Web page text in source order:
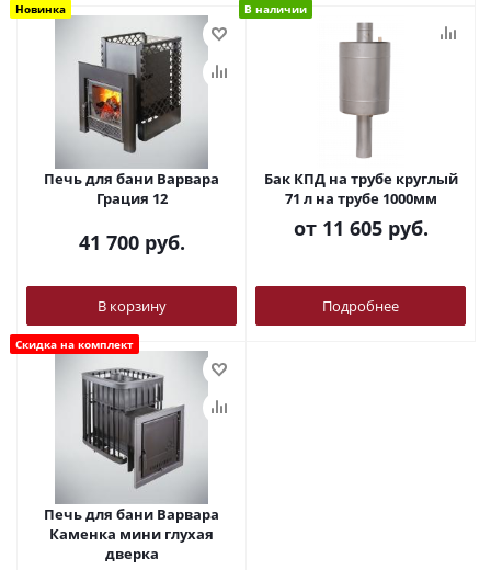
Новинка
Печь для бани Варвара
Грация 12
41 700руб.
В корзину
В наличии
Бак КПД на трубе круглый
71 л на трубе 1000мм
от 11 605 руб.
Подробнее
Скидка на комплект
Печь для бани Варвара
Каменка мини глухая
дверка